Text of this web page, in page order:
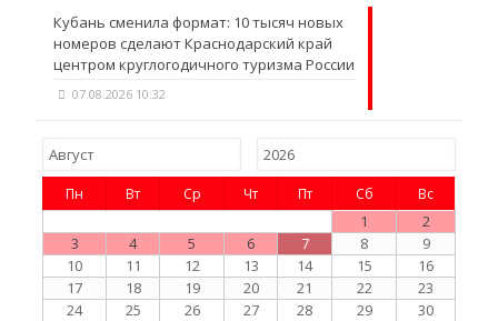
Кубань сменила формат: 10 тысяч новых
номеров сделают Краснодарский край
центром круглогодичного туризма России
07.08.2026 10:32
Пн Вт Ср Чт Пт Сб Вс
1
2
3
4 5 6 7 8
9
10
11 12 13 14 15
16
17
18 19 20 21 22
23
24
25 26 27 28 29
30